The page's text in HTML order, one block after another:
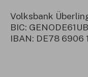
Volksbank
BIC:
IBAN: DE78